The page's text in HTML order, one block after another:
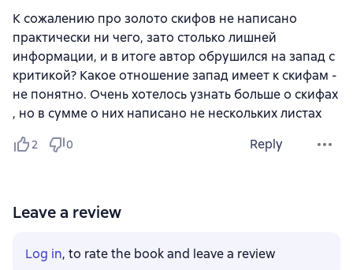
К сожалению про золото скифов не написано
практически ни чего, зато столько лишней
информации, и в итоге автор обрушился на запад с
критикой? Какое отношение запад имеет к скифам -
не понятно. Очень хотелось узнать больше о скифах
, но в сумме о них написано не нескольких листах
2 0 Reply
Leave a review
Log in, to rate the book and leave a review